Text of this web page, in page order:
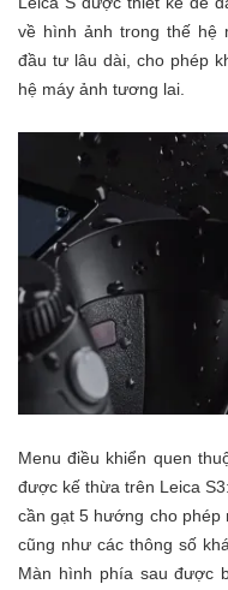
về hình ảnh trong thế hệ
đầu tư lâu dài, cho phép
hệ máy ảnh tương lai.
Menu điều khiển quen
được kế thừa trên Leica
cần gạt 5 hướng cho phép
cũng như các thông số
Màn hình phía sau được